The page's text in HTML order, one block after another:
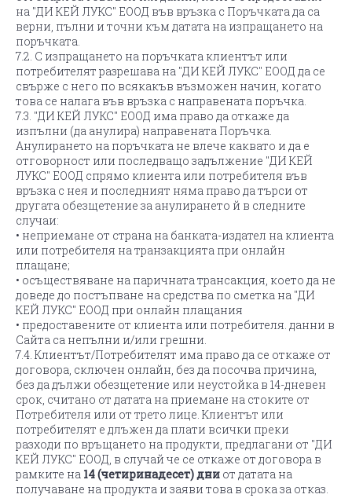
на "ДИ КЕЙ ЛУКС" ЕООД във връзка с Поръчката да са
верни, пълни и точни към датата на изпращането на
поръчката.
7.2. С изпращането на поръчката клиентът или
потребителят разрешава на "ДИ КЕЙ ЛУКС" ЕООД да се
свърже с него пo всякакъв възможен начин, когато
това се налага във връзка с направената поръчка.
7.3. "ДИ КЕЙ ЛУКС" ЕООД има право да откаже да
изпълни (да анулира) направената Поръчка.
Анулирането на поръчката не влече каквато и да е
отговорност или последващо задължение "ДИ КЕЙ
ЛУКС" ЕООД спрямо клиента или потребителя във
връзка с нея и последният няма право да търси от
другата обезщетение за анулирането й в следните
случаи:
• неприемане от страна на банката-издател на клиента
или потребителя на транзакцията при онлайн
плащане;
• осъществяване на паричната трансакция, което да не
доведе до постъпване на средства по сметка на "ДИ
КЕЙ ЛУКС" ЕООД при онлайн плащания
• предоставените от клиента или потребителя. данни в
Сайта са непълни и/или грешни.
7.4. Клиентът/Потребителят има право да се откаже от
договора, сключен онлайн, без да посочва причина,
без да дължи обезщетение или неустойка в 14-дневен
срок, считано от датата на приемане на стоките от
Потребителя или от трето лице. Клиентът или
потребителят е длъжен да плати всички преки
разходи по връщането на продукти, предлагани от "ДИ
КЕЙ ЛУКС" ЕООД, в случай че се откаже от договора в
рамките на 14 (четиринадесет) дни от датата на
получаване на продукта и заяви това в срока за отказ.